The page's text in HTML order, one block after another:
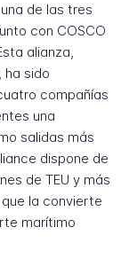
de las tres
con COSCO
alianza,
ha sido
compañías
una
salidas más
dispone de
de TEU y más
la convierte
marítimo